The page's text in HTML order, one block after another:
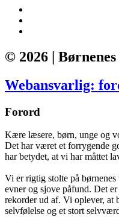
© 2026 |
Webansvarlig:
Forord
Kære læsere, børn, unge og
Det har været et forrygende
har betydet, at vi har måttet
Vi er rigtig stolte på
evner og sjove påfund. Det
rekorder ud af. Vi oplever, at
selvfølelse og et stort